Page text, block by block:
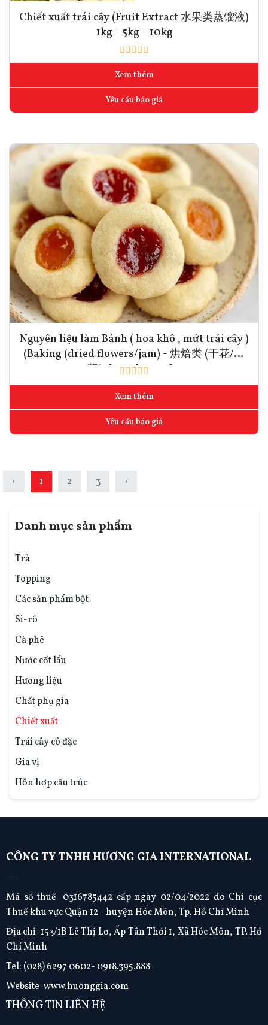
Chiết xuất trái cây (Fruit Extract 水果类蒸馏液)
1kg - 5kg - 10kg
Xem thêm
Yêu cầu báo giá
Nguyên liệu làm Bánh ( hoa khô , mứt trái cây )
(Baking (dried flowers/jam) - 烘焙类 (干花/果
酱) 1kg - 5kg - 10kg
Xem thêm
Yêu cầu báo giá
‹ 1 2 3 ›
Danh mục sản phẩm
Trà
Topping
Các sản phẩm bột
Si-rô
Cà phê
Nước cốt lẩu
Hương liệu
Chất phụ gia
Chiết xuất
Trái cây cô đặc
Gia vị
Hỗn hợp cấu trúc
CÔNG TY TNHH HƯƠNG GIA INTERNATIONAL
---
Mã số thuế: 0316785442 cấp ngày 02/04/2022 do Chi cục
Thuế khu vực Quận 12 - huyện Hóc Môn, Tp. Hồ Chí Minh
Địa chỉ: 153/1B Lê Thị Lơ, Ấp Tân Thới 1, Xã Hóc Môn, TP. Hồ
Chí Minh
Tel: (028) 6297 0602- 0918.395.888
Website:www.huonggia.com
THÔNG TIN LIÊN HỆ